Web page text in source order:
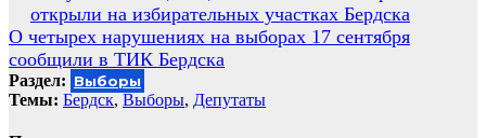
по
записям
открыли на избирательных участках Бердска
О четырех нарушениях на выборах 17 сентября
сообщили в ТИК Бердска
Раздел: Выборы
Темы: Бердск, Выборы, Депутаты